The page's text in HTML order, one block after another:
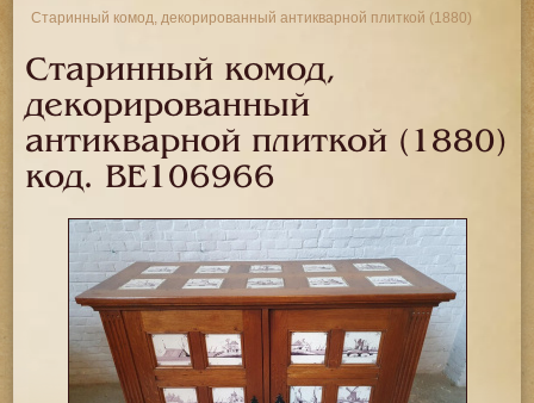
Старинный комод, декорированный антикварной плиткой (1880)
Старинный комод,
декорированный
антикварной плиткой (1880)
код. BE106966